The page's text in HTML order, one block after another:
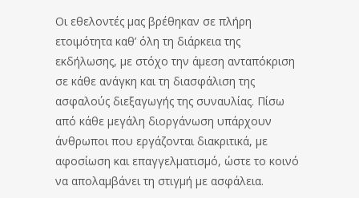
Οι εθελοντές μας βρέθηκαν σε πλήρη
ετοιμότητα καθ’ όλη τη διάρκεια της
εκδήλωσης, με στόχο την άμεση ανταπόκριση
σε κάθε ανάγκη και τη διασφάλιση της
ασφαλούς διεξαγωγής της συναυλίας. Πίσω
από κάθε μεγάλη διοργάνωση υπάρχουν
άνθρωποι που εργάζονται διακριτικά, με
αφοσίωση και επαγγελματισμό, ώστε το κοινό
να απολαμβάνει τη στιγμή με ασφάλεια.